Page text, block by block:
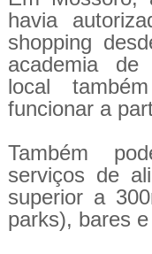
havia
shopping
academia de
local
funcionar a
Também
serviços de
superior a
parks), bares